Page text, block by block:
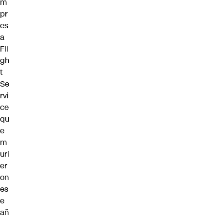
pr
es
a
Fli
gh
t
Se
rvi
ce
qu
e
m
uri
er
on
es
e
añ